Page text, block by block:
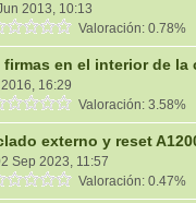
2013, 10:13
Valoración: 0.78%
firmas en el interior de
16:29
Valoración: 3.58%
externo y reset
Sep 2023, 11:57
Valoración: 0.47%